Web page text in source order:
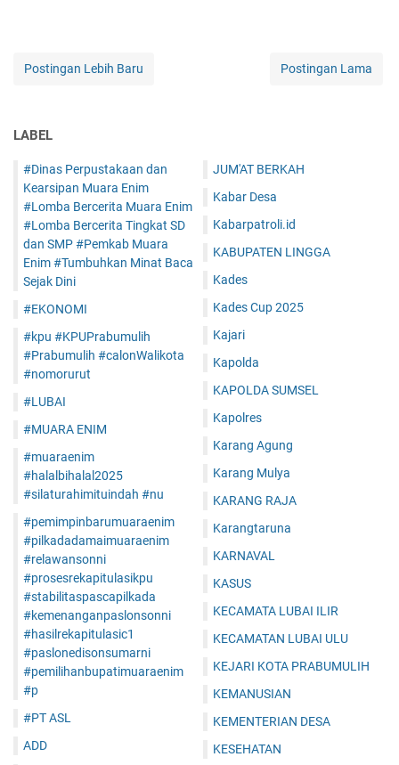
Postingan Lebih Baru Postingan Lama
LABEL
#Dinas Perpustakaan dan
Kearsipan Muara Enim
#Lomba Bercerita Muara Enim
#Lomba Bercerita Tingkat SD
dan SMP #Pemkab Muara
Enim #Tumbuhkan Minat Baca
Sejak Dini
#EKONOMI
#kpu #KPUPrabumulih
#Prabumulih #calonWalikota
#nomorurut
#LUBAI
#MUARA ENIM
#muaraenim
#halalbihalal2025
#silaturahimituindah #nu
#pemimpinbarumuaraenim
#pilkadadamaimuaraenim
#relawansonni
#prosesrekapitulasikpu
#stabilitaspascapilkada
#kemenanganpaslonsonni
#hasilrekapitulasic1
#paslonedisonsumarni
#pemilihanbupatimuaraenim
#p
#PT ASL
ADD
JUM'AT BERKAH
Kabar Desa
Kabarpatroli.id
KABUPATEN LINGGA
Kades
Kades Cup 2025
Kajari
Kapolda
KAPOLDA SUMSEL
Kapolres
Karang Agung
Karang Mulya
KARANG RAJA
Karangtaruna
KARNAVAL
KASUS
KECAMATA LUBAI ILIR
KECAMATAN LUBAI ULU
KEJARI KOTA PRABUMULIH
KEMANUSIAN
KEMENTERIAN DESA
KESEHATAN